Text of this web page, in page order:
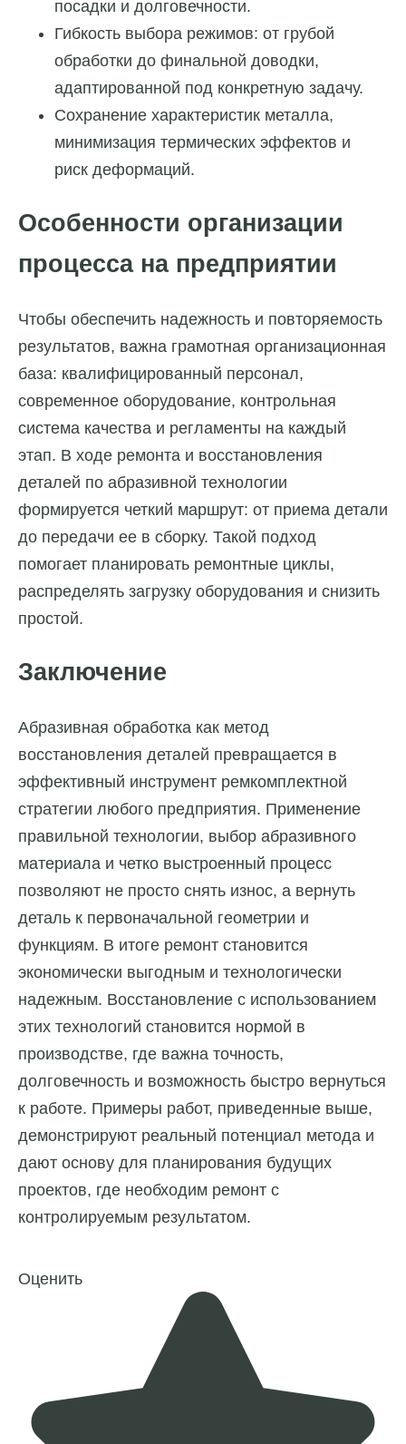
посадки и долговечности.
Гибкость выбора режимов: от грубой
обработки до финальной доводки,
адаптированной под конкретную задачу.
Сохранение характеристик металла,
минимизация термических эффектов и
риск деформаций.
Особенности организации
процесса на предприятии
Чтобы обеспечить надежность и повторяемость
результатов, важна грамотная организационная
база: квалифицированный персонал,
современное оборудование, контрольная
система качества и регламенты на каждый
этап. В ходе ремонта и восстановления
деталей по абразивной технологии
формируется четкий маршрут: от приема детали
до передачи ее в сборку. Такой подход
помогает планировать ремонтные циклы,
распределять загрузку оборудования и снизить
простой.
Заключение
Абразивная обработка как метод
восстановления деталей превращается в
эффективный инструмент ремкомплектной
стратегии любого предприятия. Применение
правильной технологии, выбор абразивного
материала и четко выстроенный процесс
позволяют не просто снять износ, а вернуть
деталь к первоначальной геометрии и
функциям. В итоге ремонт становится
экономически выгодным и технологически
надежным. Восстановление с использованием
этих технологий становится нормой в
производстве, где важна точность,
долговечность и возможность быстро вернуться
к работе. Примеры работ, приведенные выше,
демонстрируют реальный потенциал метода и
дают основу для планирования будущих
проектов, где необходим ремонт с
контролируемым результатом.
Оценить